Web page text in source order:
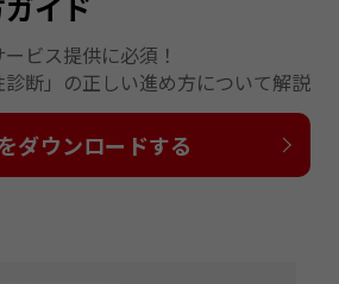
ビス提供に必須！
断」の正しい進め方について解説
ダウンロードする